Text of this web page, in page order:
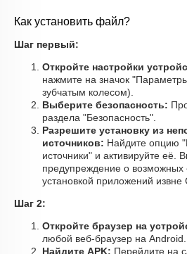
Как установить файл?
Шаг первый:
Откройте настройки
нажмите на значок
зубчатым колесом).
Выберите безопасность:
раздела "Безопасность".
Разрешите установку из
источников: Найдите опцию
источники" и активируйте её.
предупреждение о возможных
установкой приложений извне
Шаг 2:
Откройте браузер на
любой веб-браузер на Android.
Найдите APK: Перейдите на